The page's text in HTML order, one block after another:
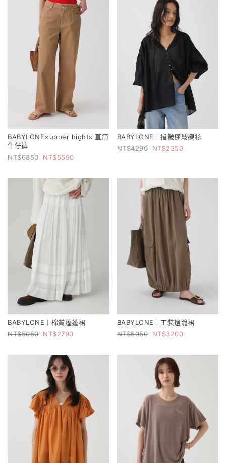
BABYLONE×upper hights 直筒
牛仔褲
6850
5590
BABYLONE｜褶皺蓬鬆襯衫
4290
2350
BABYLONE｜棉質蓬蓬裙
5050
2790
BABYLONE｜工裝燈籠裙
5050
3200